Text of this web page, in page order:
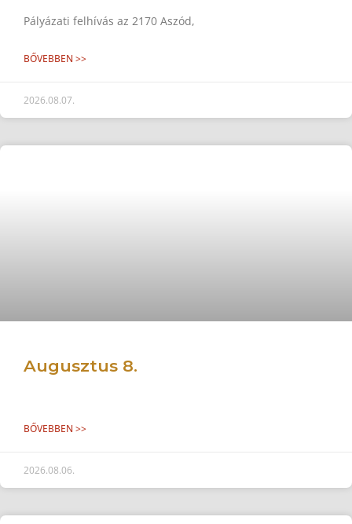
Pályázati felhívás az 2170 Aszód,
BŐVEBBEN >>
2026.08.07.
Augusztus 8.
BŐVEBBEN >>
2026.08.06.